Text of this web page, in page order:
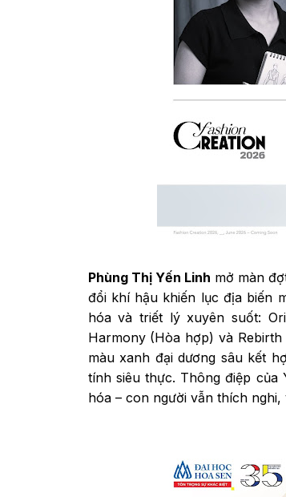
Phùng Thị Yến Linh mở màn
đổi khí hậu khiến lục địa biến
hóa và triết lý xuyên suốt:
Harmony (Hòa hợp) và
màu xanh đại dương sâu kết
tính siêu thực. Thông điệp của
hóa – con người vẫn thích